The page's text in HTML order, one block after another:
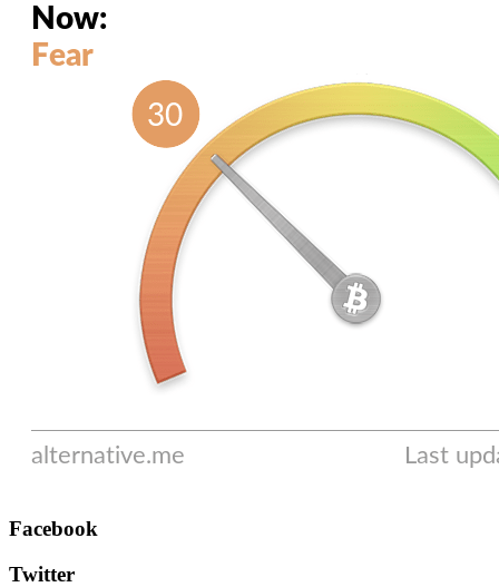
Facebook
Twitter